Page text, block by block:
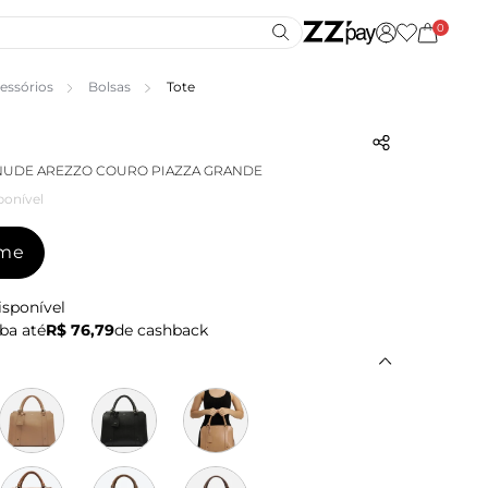
0
Bolsas Tote
AREZZO COURO PIAZZA GRANDE
atéR$ 76,79de cashback